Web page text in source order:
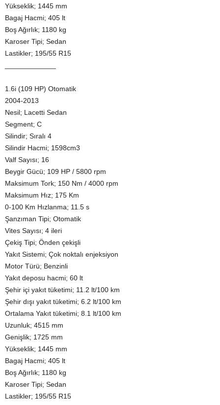
Yükseklik; 1445 mm
Bagaj Hacmi; 405 lt
Boş Ağırlık; 1180 kg
Karoser Tipi; Sedan
Lastikler; 195/55 R15
1.6i (109 HP) Otomatik
2004-2013
Nesil; Lacetti Sedan
Segment; C
Silindir; Sıralı 4
Silindir Hacmi; 1598cm3
Valf Sayısı; 16
Beygir Gücü; 109 HP / 5800 rpm
Maksimum Tork; 150 Nm / 4000 rpm
Maksimum Hız; 175 Km
0-100 Km Hızlanma; 11.5 s
Şanzıman Tipi; Otomatik
Vites Sayısı; 4 ileri
Çekiş Tipi; Önden çekişli
Yakıt Sistemi; Çok noktalı enjeksiyon
Motor Türü; Benzinli
Yakıt deposu hacmi; 60 lt
Şehir içi yakıt tüketimi; 11.2 lt/100 km
Şehir dışı yakıt tüketimi; 6.2 lt/100 km
Ortalama Yakıt tüketimi; 8.1 lt/100 km
Uzunluk; 4515 mm
Genişlik; 1725 mm
Yükseklik; 1445 mm
Bagaj Hacmi; 405 lt
Boş Ağırlık; 1180 kg
Karoser Tipi; Sedan
Lastikler; 195/55 R15